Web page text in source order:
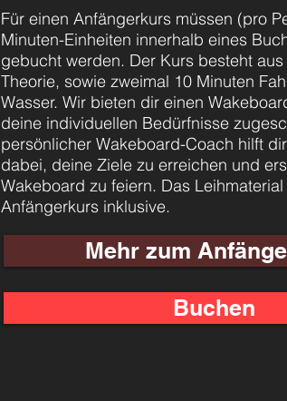
Für einen Anfängerkurs müssen (pro
Minuten-Einheiten innerhalb eines
gebucht werden. Der Kurs besteht
Theorie, sowie zweimal 10 Minuten
Wasser. Wir bieten dir einen
deine individuellen Bedürfnisse
persönlicher Wakeboard-Coach hilft
dabei, deine Ziele zu erreichen und
Wakeboard zu feiern. Das
Anfängerkurs inklusive.
Mehr zum
Buchen